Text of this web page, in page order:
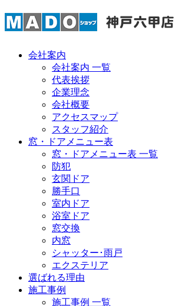
会社案内
会社案内 一覧
代表挨拶
企業理念
会社概要
アクセスマップ
スタッフ紹介
窓・ドアメニュー表
窓・ドアメニュー表 一覧
防犯
玄関ドア
勝手口
室内ドア
浴室ドア
窓交換
内窓
シャッター･雨戸
エクステリア
選ばれる理由
施工事例
施工事例 一覧